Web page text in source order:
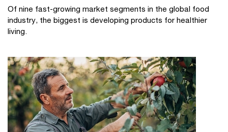
Of nine fast-growing market segments in the global food
industry, the biggest is developing products for healthier
living.